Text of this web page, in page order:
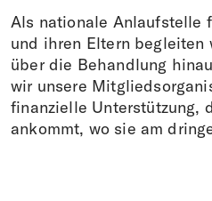
Infoplattform
Spenden
DE FR EN IT
Als nationale Anlaufstelle
und ihren Eltern begleiten
über die Behandlung
wir unsere
finanzielle Unterstützung,
ankommt, wo sie am